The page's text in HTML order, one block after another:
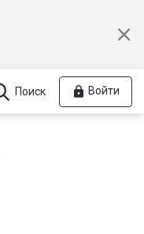
Поиск Войти